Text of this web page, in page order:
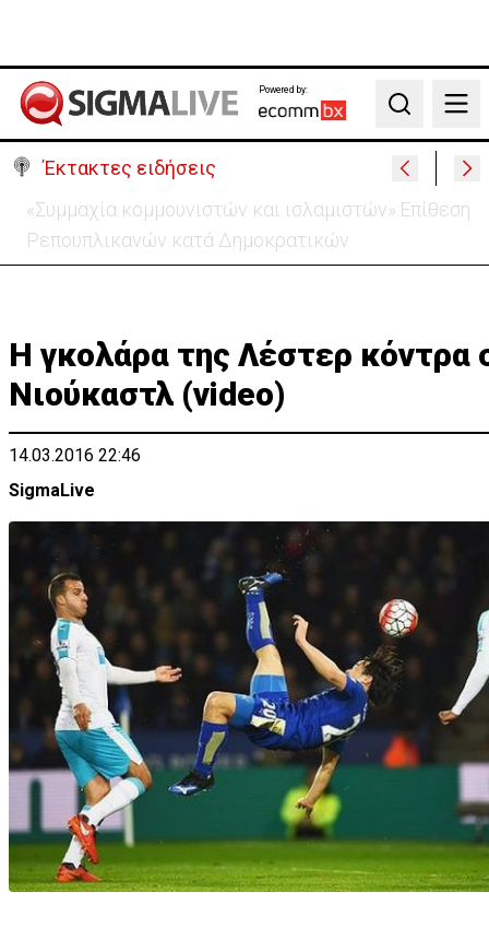
Powered by:
Search
Έκτακτες ειδήσεις
Συναγερμός στα Στενά του Ορμούζ – Δύο εκρήξεις
κοντά σε δεξαμενόπλοιο στο Ομάν
Η γκολάρα της Λέστερ κόντρα
Νιούκαστλ (video)
14.03.2016 22:46
SigmaLive